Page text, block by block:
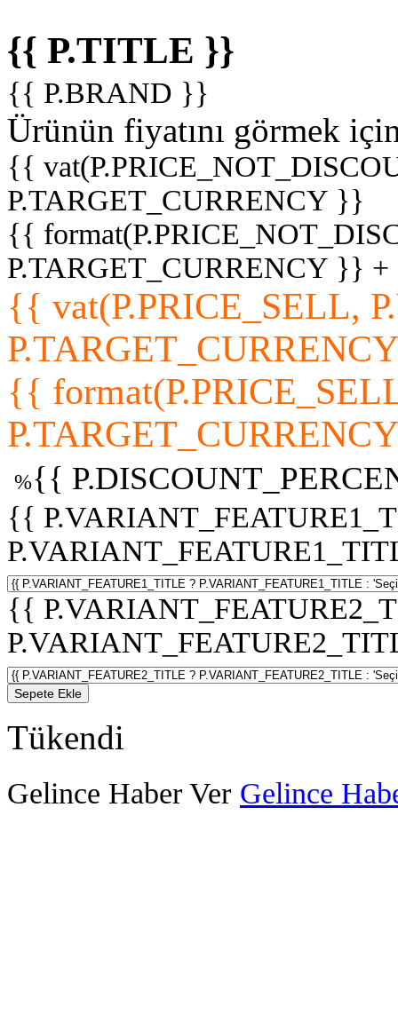
{{ P.TITLE }}
{{ P.BRAND }}
Ürünün fiyatını görmek
{{
P.TARGET_CURRENCY }}
{{
P.TARGET_CURRENCY }}
{{ vat(P.PRICE_SELL,
{{
%{{
{{
{{
Sepete Ekle
Tükendi
Gelince Haber Ver Gelince